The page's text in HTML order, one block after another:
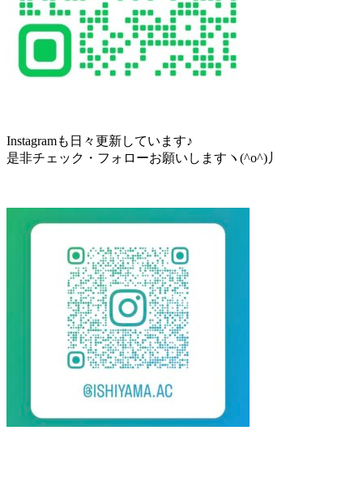
Instagramも日々更新しています♪
是非チェック・フォローお願いしますヽ(^o^)丿